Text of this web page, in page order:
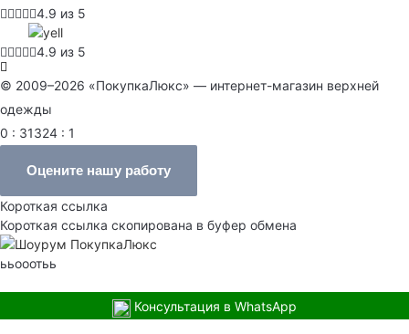
4.9 из 5
4.9 из 5
© 2009–2026 «ПокупкаЛюкс» — интернет-магазин верхней
одежды
0 : 31324 : 1
Оцените нашу работу
Короткая ссылка
Короткая ссылка скопирована в буфер обмена
ььооотьь
Консультация в WhatsApp